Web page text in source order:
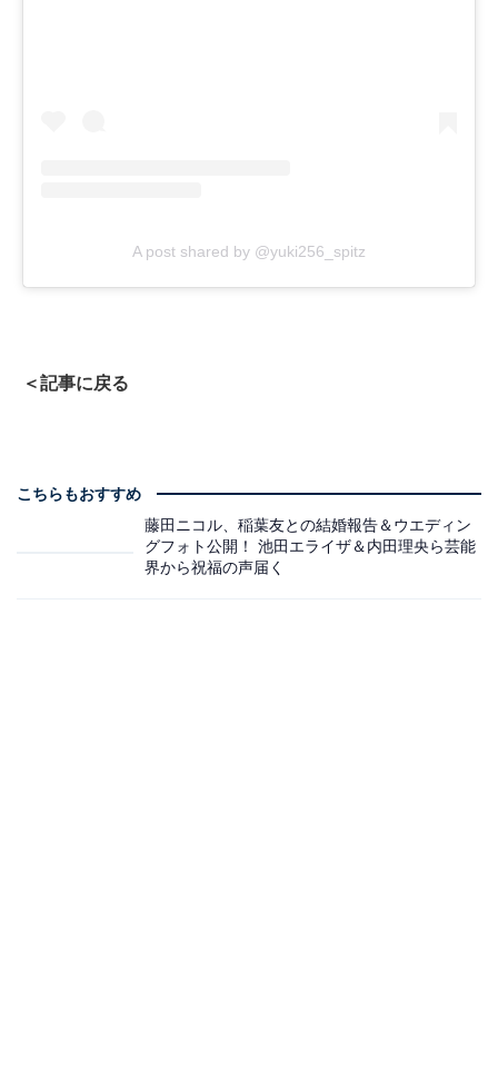
A post shared by @yuki256_spitz
＜記事に戻る
こちらもおすすめ
藤田ニコル、稲葉友との結婚報告＆ウエディン
グフォト公開！ 池田エライザ＆内田理央ら芸能
界から祝福の声届く